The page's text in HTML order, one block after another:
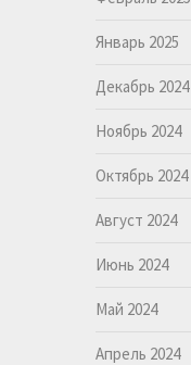
Январь 2025
Декабрь 2024
Ноябрь 2024
Октябрь 2024
Август 2024
Июнь 2024
Май 2024
Апрель 2024